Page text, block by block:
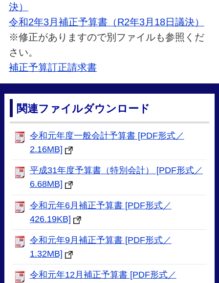
決）
令和2年3月補正予算書（R2年3月18日議決）
※修正がありますので別ファイルも参照くだ
さい。
補正予算訂正請求書
関連ファイルダウンロード
令和元年度一般会計予算書 [PDF形式／
2.16MB]
平成31年度予算書（特別会計） [PDF形式／
6.68MB]
令和元年6月補正予算書 [PDF形式／
426.19KB]
令和元年9月補正予算書 [PDF形式／
1.32MB]
令和元年12月補正予算書 [PDF形式／